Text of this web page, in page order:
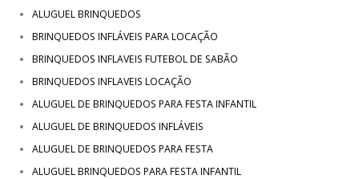
ALUGUEL BRINQUEDOS
BRINQUEDOS INFLÁVEIS PARA LOCAÇÃO
BRINQUEDOS INFLAVEIS FUTEBOL DE SABÃO
BRINQUEDOS INFLAVEIS LOCAÇÃO
ALUGUEL DE BRINQUEDOS PARA FESTA INFANTIL
ALUGUEL DE BRINQUEDOS INFLÁVEIS
ALUGUEL DE BRINQUEDOS PARA FESTA
ALUGUEL BRINQUEDOS PARA FESTA INFANTIL